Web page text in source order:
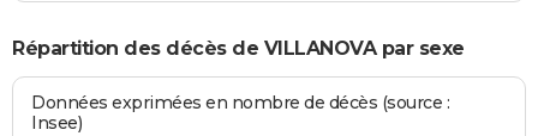
Répartition des décès de VILLANOVA par sexe
Données exprimées en nombre de décès (source :
Insee)